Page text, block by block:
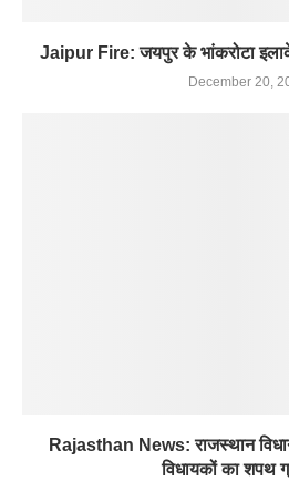
Jaipur Fire: जयपुर के भांकरोटा
December 20,
Rajasthan News: राजस्थान
विधायकों का शपथ